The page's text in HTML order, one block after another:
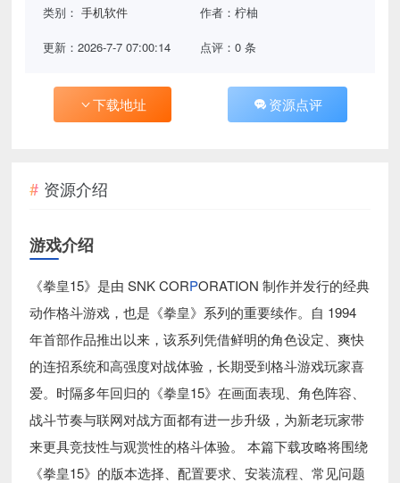
类别：手机软件 作者：柠柚
更新：2026-7-7 07:00:14 点评：0 条
下载地址 资源点评
资源介绍
游戏介绍
《拳皇15》是由 SNK CORPORATION 制作并发行的经典
动作格斗游戏，也是《拳皇》系列的重要续作。自 1994
年首部作品推出以来，该系列凭借鲜明的角色设定、爽快
的连招系统和高强度对战体验，长期受到格斗游戏玩家喜
爱。时隔多年回归的《拳皇15》在画面表现、角色阵容、
战斗节奏与联网对战方面都有进一步升级，为新老玩家带
来更具竞技性与观赏性的格斗体验。 本篇下载攻略将围绕
《拳皇15》的版本选择、配置要求、安装流程、常见问题